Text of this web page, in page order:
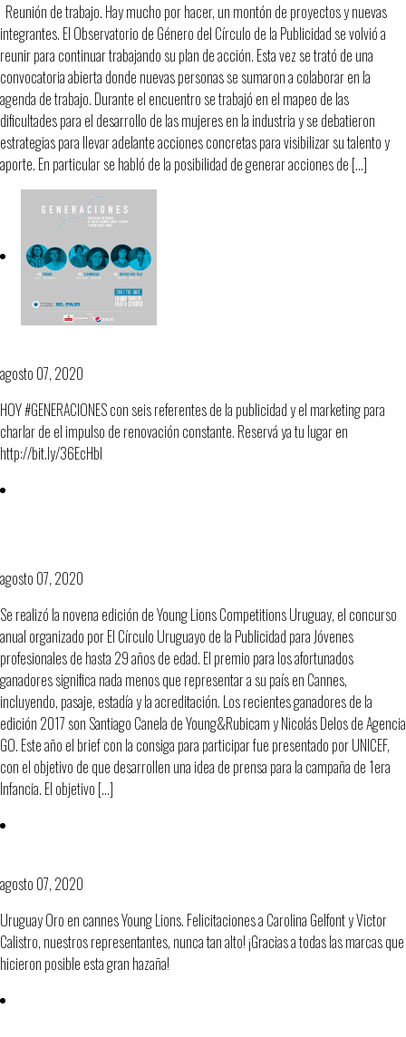
Reunión de trabajo. Hay mucho por hacer, un montón de proyectos y nuevas
integrantes. El Observatorio de Género del Círculo de la Publicidad se volvió a
reunir para continuar trabajando su plan de acción. Esta vez se trató de una
convocatoria abierta donde nuevas personas se sumaron a colaborar en la
agenda de trabajo. Durante el encuentro se trabajó en el mapeo de las
dificultades para el desarrollo de las mujeres en la industria y se debatieron
estrategias para llevar adelante acciones concretas para visibilizar su talento y
aporte. En particular se habló de la posibilidad de generar acciones de […]
agosto 07, 2020
HOY #GENERACIONES con seis referentes de la publicidad y el marketing para
charlar de el impulso de renovación constante. Reservá ya tu lugar en
http://bit.ly/36EcHbl
agosto 07, 2020
Se realizó la novena edición de Young Lions Competitions Uruguay, el concurso
anual organizado por El Círculo Uruguayo de la Publicidad para Jóvenes
profesionales de hasta 29 años de edad. El premio para los afortunados
ganadores significa nada menos que representar a su país en Cannes,
incluyendo, pasaje, estadía y la acreditación. Los recientes ganadores de la
edición 2017 son Santiago Canela de Young&Rubicam y Nicolás Delos de Agencia
GO. Este año el brief con la consiga para participar fue presentado por UNICEF,
con el objetivo de que desarrollen una idea de prensa para la campaña de 1era
Infancia. El objetivo […]
agosto 07, 2020
Uruguay Oro en cannes Young Lions. Felicitaciones a Carolina Gelfont y Victor
Calistro, nuestros representantes, nunca tan alto! ¡Gracias a todas las marcas que
hicieron posible esta gran hazaña!